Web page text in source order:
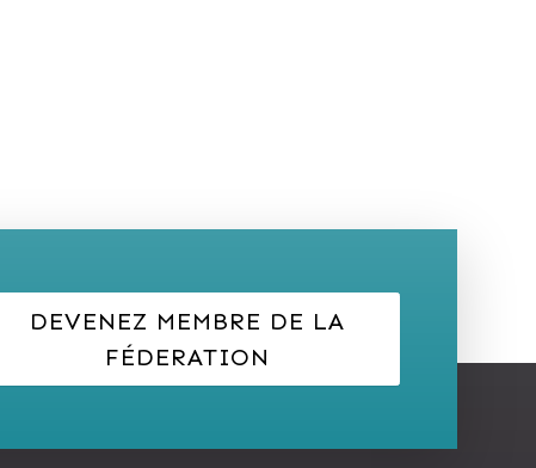
DEVENEZ MEMBRE DE LA
FÉDERATION